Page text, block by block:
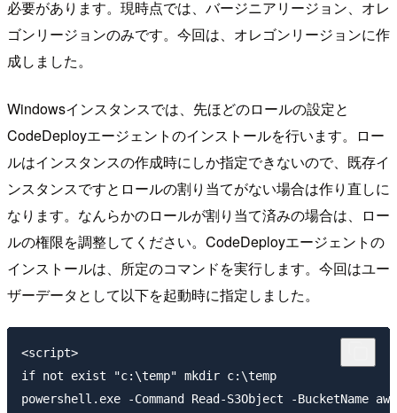
必要があります。現時点では、バージニアリージョン、オレ
ゴンリージョンのみです。今回は、オレゴンリージョンに作
成しました。
Windowsインスタンスでは、先ほどのロールの設定と
CodeDeployエージェントのインストールを行います。ロー
ルはインスタンスの作成時にしか指定できないので、既存イ
ンスタンスですとロールの割り当てがない場合は作り直しに
なります。なんらかのロールが割り当て済みの場合は、ロー
ルの権限を調整してください。CodeDeployエージェントの
インストールは、所定のコマンドを実行します。今回はユー
ザーデータとして以下を起動時に指定しました。
<script>
if not exist "c:\temp" mkdir c:\temp
powershell.exe -Command Read-S3Object -